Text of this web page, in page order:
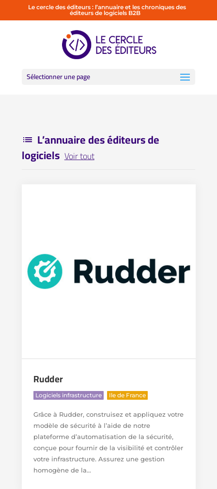
Le cercle des éditeurs : l’annuaire et les chroniques des
éditeurs de logiciels B2B
Sélectionner une page
list L’annuaire des éditeurs de
logiciels Voir tout
Rudder
Logiciels infrastructure Ile de France
Grâce à Rudder, construisez et appliquez votre
modèle de sécurité à l’aide de notre
plateforme d’automatisation de la sécurité,
conçue pour fournir de la visibilité et contrôler
votre infrastructure. Assurez une gestion
homogène de la...